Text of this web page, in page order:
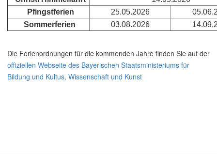
Pfingstferien
25.05.2026
Sommerferien
03.08.2026
Die Ferienordnungen für die kommenden Jahre finden Sie auf der
offiziellen Webseite des Bayerischen Staatsministeriums für
Bildung und Kultus, Wissenschaft und Kunst